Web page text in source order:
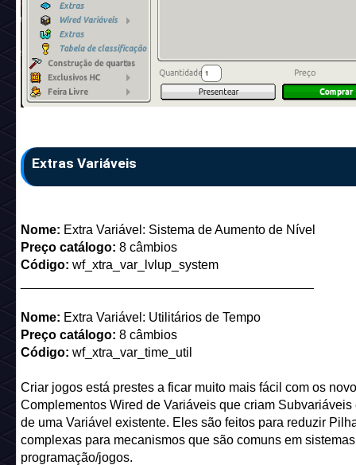
Extras Variáveis
Preço catálogo:8 câmbios
Código:wf_xtra_var_lvlup_system
_________________________________________
Nome:Extra Variável: Utilitários de Tempo